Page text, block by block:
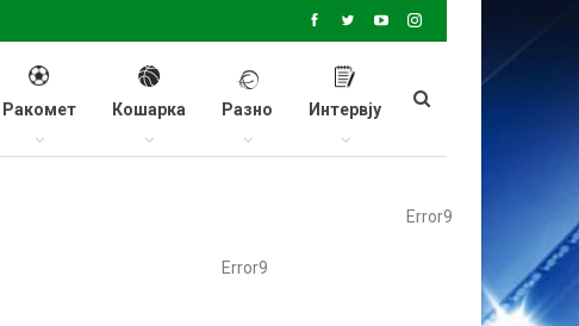
Ракомет Кошарка Разно Интервју
Error9
Error9